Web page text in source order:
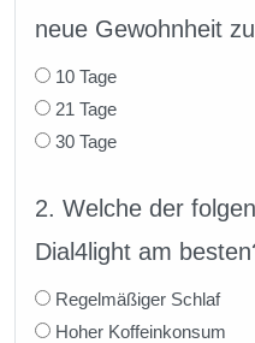
neue Gewohnheit
10 Tage
21 Tage
30 Tage
2. Welche der
Dial4light am
Regelmäßiger Schlaf
Hoher Koffeinkonsum